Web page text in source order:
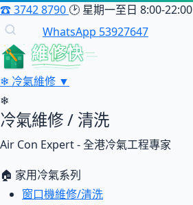
☎3742 8790 🕑 星期一至日 8:00-22:00
WhatsApp 53927647
維修快
❄ 冷氣維修 ▼
❄
冷氣維修 / 清洗
Air Con Expert - 全港冷氣工程專家
🏠 家用冷氣系列
窗口機維修/清洗